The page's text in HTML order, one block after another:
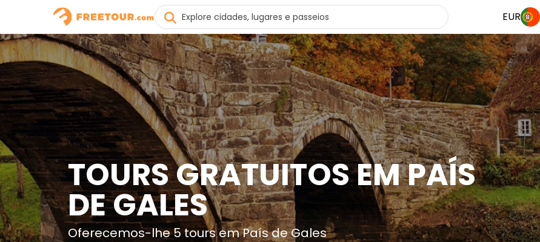
EUR
TOURS GRATUITOS EM PAÍS
DE GALES
Oferecemos-lhe 5 tours em País de Gales